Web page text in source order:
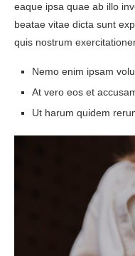
eaque ipsa quae ab illo
beatae vitae dicta sunt
quis nostrum
Nemo enim ipsam
At vero eos et
Ut harum quidem